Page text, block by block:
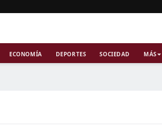
ECONOMÍA DEPORTES SOCIEDAD MÁS